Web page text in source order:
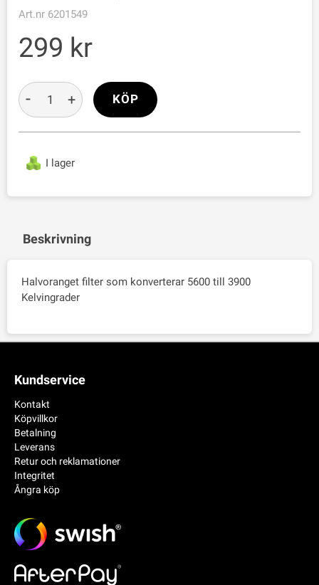
Art.nr 6201549
299
I lager
- + KÖP
Beskrivning
Halvoranget filter som konverterar 5600 till 3900
Kelvingrader
Kundservice
Kontakt
Köpvillkor
Betalning
Leverans
Retur och reklamationer
Integritet
Ångra köp